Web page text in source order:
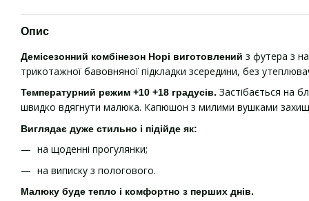
Опис
Демісезонний комбінезон Норі виготовлений з футера з
трикотажної бавовняної підкладки зсередини, без
Температурний режим +10 +18 градусів. Застібається на
швидко вдягнути малюка. Капюшон з милими вушками
Виглядає дуже стильно і підійде як:
на щоденні прогулянки;
на виписку з пологового.
Малюку буде тепло і комфортно з перших днів.